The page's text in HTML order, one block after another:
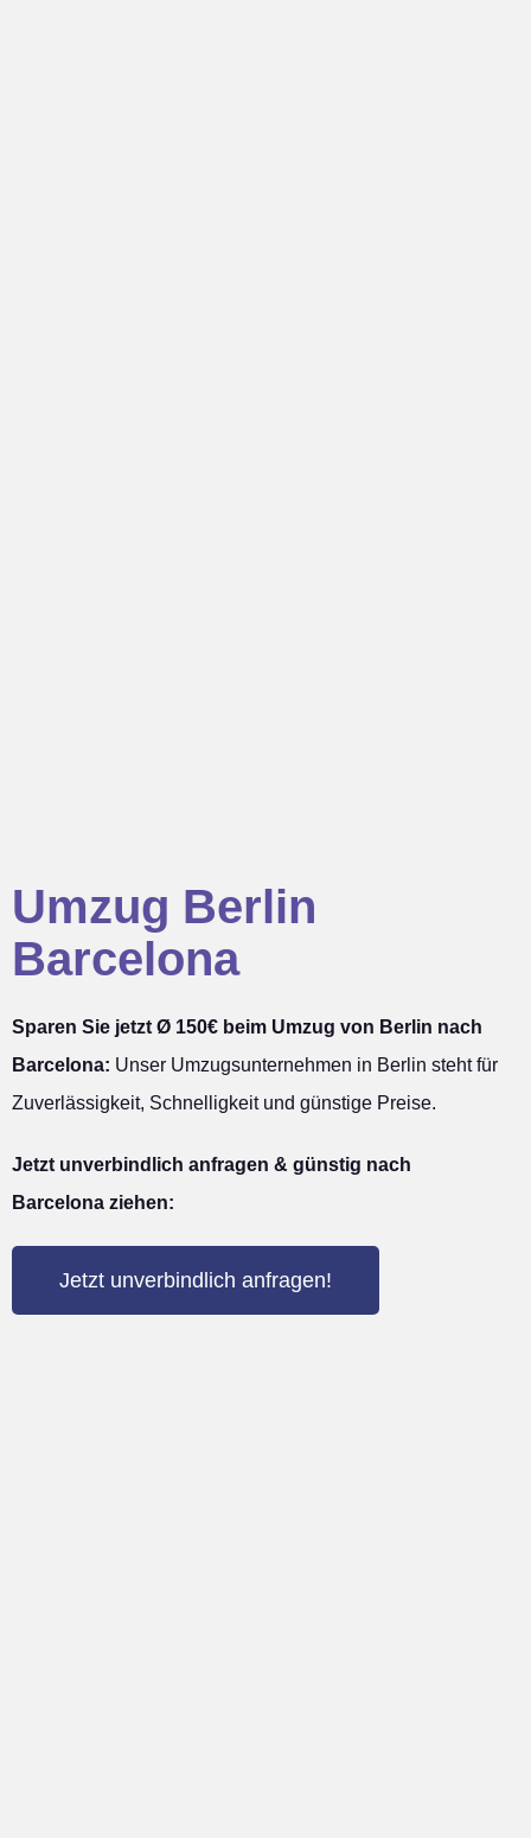
Umzug Berlin
Barcelona
Sparen Sie jetzt Ø 150€ beim Umzug von Berlin nach
Barcelona: Unser Umzugsunternehmen in Berlin steht für
Zuverlässigkeit, Schnelligkeit und günstige Preise.
Jetzt unverbindlich anfragen & günstig nach
Barcelona ziehen:
Jetzt unverbindlich anfragen!